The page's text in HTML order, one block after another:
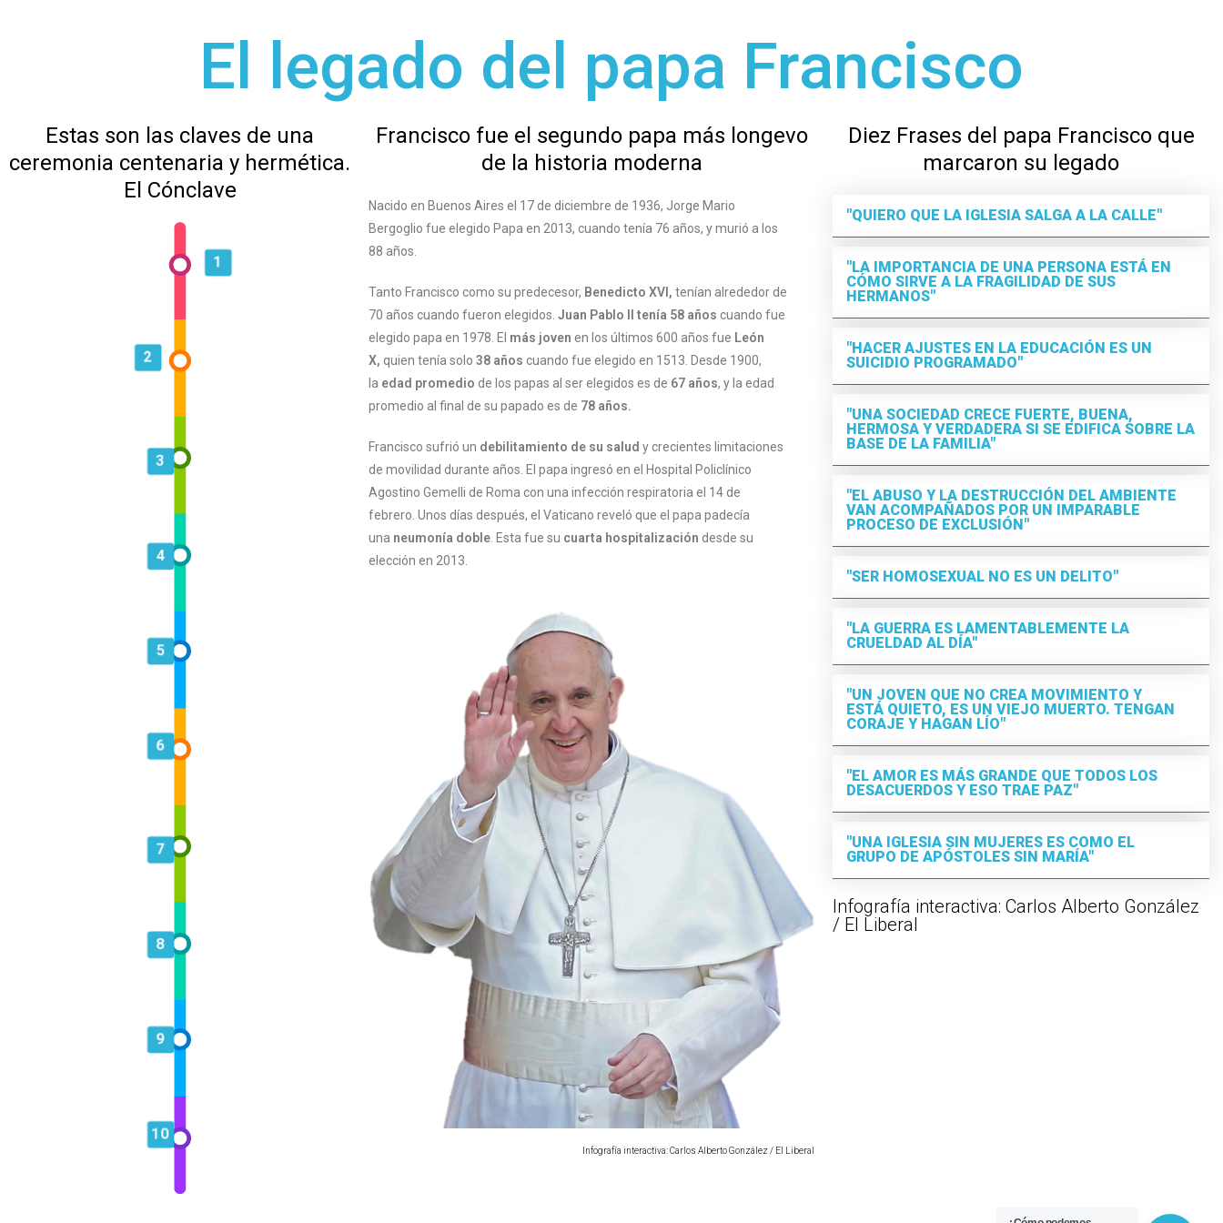
El legado del papa Francisco
Estas son las claves de una
ceremonia centenaria y hermética.
El Cónclave
1
2
3
4
5
6
7
8
9
10
Francisco fue el segundo papa más longevo
de la historia moderna
Nacido en Buenos Aires el 17 de diciembre de 1936, Jorge Mario
Bergoglio fue elegido Papa en 2013, cuando tenía 76 años, y murió a los
88 años.
Tanto Francisco como su predecesor, Benedicto XVI, tenían alrededor de
70 años cuando fueron elegidos. Juan Pablo II tenía 58 años cuando fue
elegido papa en 1978. El más joven en los últimos 600 años fue León
X, quien tenía solo38 años cuando fue elegido en 1513. Desde 1900,
la edad promedio de los papas al ser elegidos es de 67 años, y la edad
promedio al final de su papado es de 78 años.
Francisco sufrió un debilitamiento de su saludy crecientes limitaciones
de movilidad durante años. El papa ingresó en el Hospital Policlínico
Agostino Gemelli de Roma con una infección respiratoria el 14 de
febrero. Unos días después, el Vaticano reveló que el papa padecía
una neumonía doble . Esta fue su cuarta hospitalización desde su
elección en 2013.
Infografía interactiva: Carlos Alberto González / El Liberal
Diez Frases del papa Francisco que
marcaron su legado
"QUIERO QUE LA IGLESIA SALGA A LA CALLE"
"LA IMPORTANCIA DE UNA PERSONA ESTÁ EN
CÓMO SIRVE A LA FRAGILIDAD DE SUS
HERMANOS"
"HACER AJUSTES EN LA EDUCACIÓN ES UN
SUICIDIO PROGRAMADO"
"UNA SOCIEDAD CRECE FUERTE, BUENA,
HERMOSA Y VERDADERA SI SE EDIFICA SOBRE LA
BASE DE LA FAMILIA"
"EL ABUSO Y LA DESTRUCCIÓN DEL AMBIENTE
VAN ACOMPAÑADOS POR UN IMPARABLE
PROCESO DE EXCLUSIÓN"
"SER HOMOSEXUAL NO ES UN DELITO"
"LA GUERRA ES LAMENTABLEMENTE LA
CRUELDAD AL DÍA"
"UN JOVEN QUE NO CREA MOVIMIENTO Y
ESTÁ QUIETO, ES UN VIEJO MUERTO. TENGAN
CORAJE Y HAGAN LÍO"
"EL AMOR ES MÁS GRANDE QUE TODOS LOS
DESACUERDOS Y ESO TRAE PAZ"
"UNA IGLESIA SIN MUJERES ES COMO EL
GRUPO DE APÓSTOLES SIN MARÍA"
Infografía interactiva: Carlos Alberto González
/ El Liberal